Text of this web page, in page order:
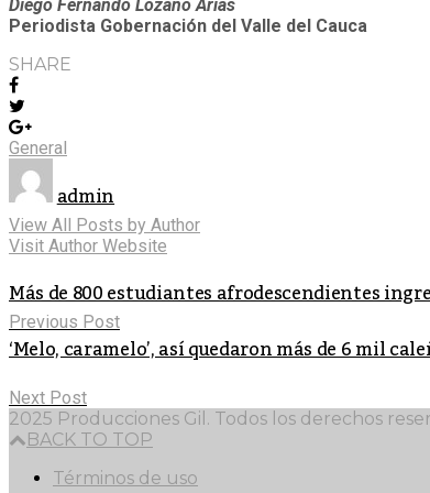
Diego Fernando Lozano Arias
Periodista Gobernación del Valle del Cauca
SHARE
General
admin
View All Posts by Author
Visit Author Website
Más de 800 estudiantes afrodescendientes
Previous Post
‘Melo, caramelo’, así quedaron más de 6 mil
Next Post
2025 Producciones Gil. Todos los derechos
BACK TO TOP
Términos de uso